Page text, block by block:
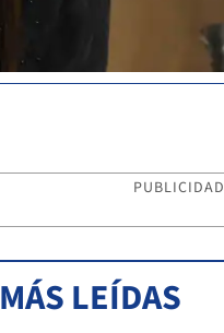
PUBLICIDAD
MÁS LEÍDAS